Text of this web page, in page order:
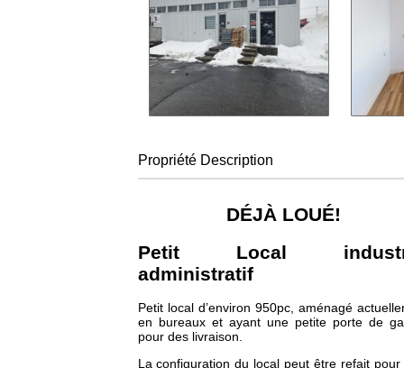
Propriété Description
DÉJÀ LOUÉ!
Petit Local
administratif
Petit local d’environ 950pc, aménagé
en bureaux et ayant une petite porte de
pour des livraison.
La configuration du local peut être refait pour